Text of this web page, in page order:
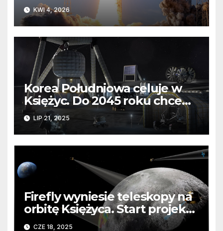
KWI 4, 2026
Korea Południowa celuje w
Księżyc. Do 2045 roku chce
zbudować tam bazę
LIP 21, 2025
Firefly wyniesie teleskopy na
orbitę Księżyca. Start projektu
Ocula już w 2026
CZE 18, 2025